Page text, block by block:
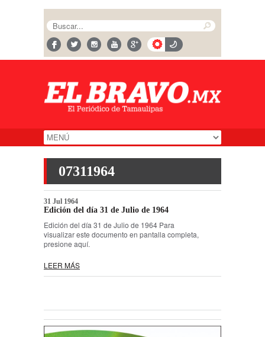
07311964
31 Jul 1964
Edición del día 31 de Julio de 1964
Edición del día 31 de Julio de 1964 Para
visualizar este documento en pantalla completa,
presione aquí.
LEER MÁS